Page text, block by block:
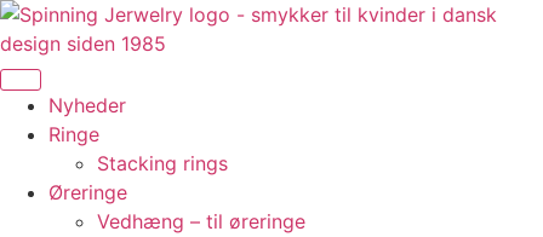
Videre
til
indhold
Nyheder
Ringe
Stacking rings
Øreringe
Vedhæng – til øreringe